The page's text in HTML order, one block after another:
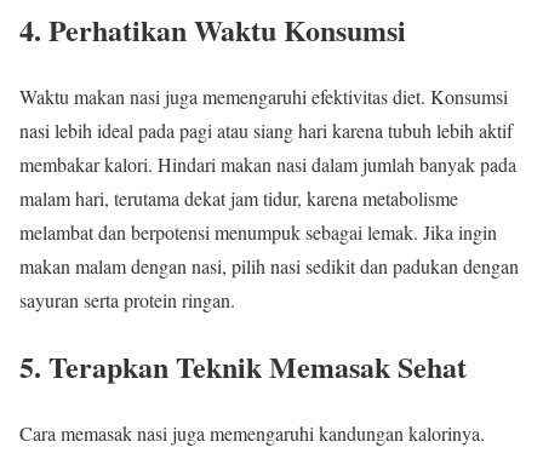
4. Perhatikan Waktu Konsumsi
Waktu makan nasi juga memengaruhi efektivitas diet. Konsumsi
nasi lebih ideal pada pagi atau siang hari karena tubuh lebih aktif
membakar kalori. Hindari makan nasi dalam jumlah banyak pada
malam hari, terutama dekat jam tidur, karena metabolisme
melambat dan berpotensi menumpuk sebagai lemak. Jika ingin
makan malam dengan nasi, pilih nasi sedikit dan padukan dengan
sayuran serta protein ringan.
5. Terapkan Teknik Memasak Sehat
Cara memasak nasi juga memengaruhi kandungan kalorinya.